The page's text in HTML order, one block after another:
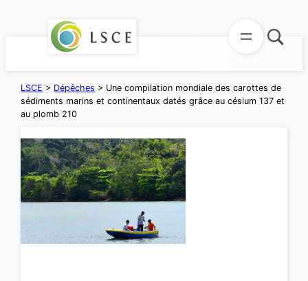
LSCE > Dépêches > Une compilation mondiale des carottes de
sédiments marins et continentaux datés grâce au césium 137 et
au plomb 210